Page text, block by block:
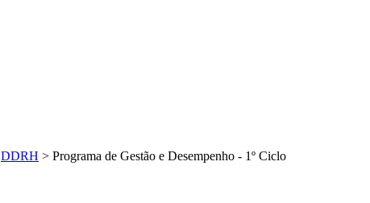
DDRH > Programa de Gestão e Desempenho - 1º Ciclo